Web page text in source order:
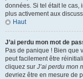
données. Si tel était le cas,
plus activement aux
Haut
J’ai perdu mon mot de
Pas de panique ! Bien que
peut facilement être
cliquez sur J’ai perdu mon
devriez être en mesure de